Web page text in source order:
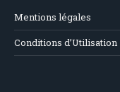
Mentions légales
Conditions d’Utilisation